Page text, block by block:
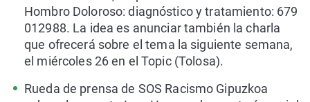
Hombro Doloroso: diagnóstico y tratamiento: 679
012988. La idea es anunciar también la charla
que ofrecerá sobre el tema la siguiente semana,
el miércoles 26 en el Topic (Tolosa).
Rueda de prensa de SOS Racismo Gipuzkoa